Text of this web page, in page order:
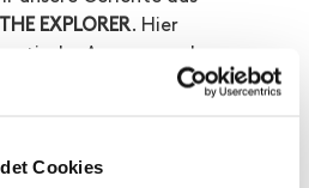
Cookies
THE EXPLORER. Hier
Aromen und
und Bowls bis zum